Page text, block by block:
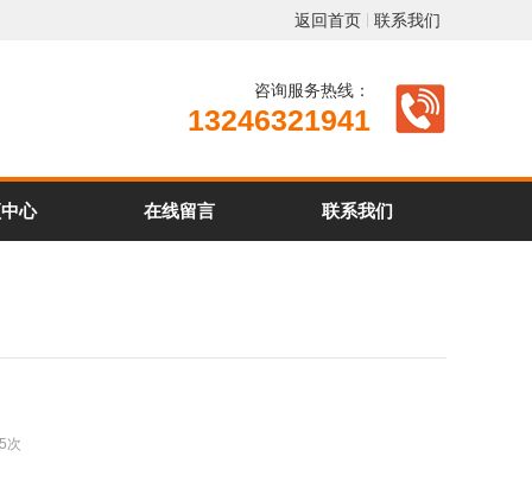
返回首页 联系我们
咨询服务热线：
13246321941
心 在线留言 联系我们
次